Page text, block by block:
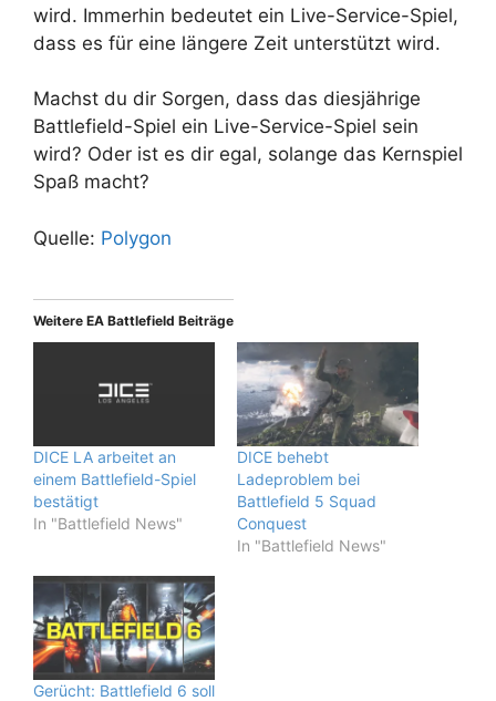
wird. Immerhin bedeutet ein Live-Service-Spiel,
dass es für eine längere Zeit unterstützt wird.
Machst du dir Sorgen, dass das diesjährige
Battlefield-Spiel ein Live-Service-Spiel sein
wird? Oder ist es dir egal, solange das Kernspiel
Spaß macht?
Quelle: Polygon
Weitere EA Battlefield Beiträge
DICE LA arbeitet an
einem Battlefield-Spiel
bestätigt
In "Battlefield News"
DICE behebt
Ladeproblem bei
Battlefield 5 Squad
Conquest
In "Battlefield News"
Gerücht: Battlefield 6 soll